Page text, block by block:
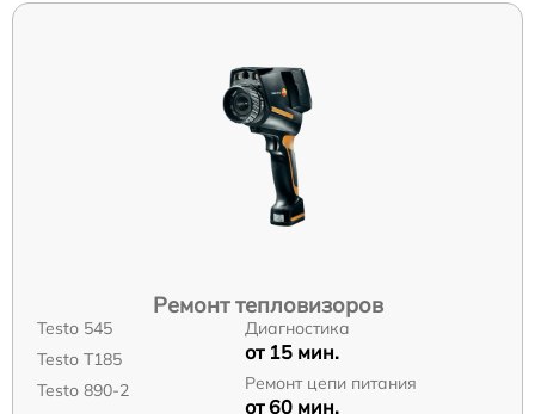
Ремонт тепловизоров
Testo 545
Testo T185
Testo 890-2
Диагностика
от 15 мин.
Ремонт цепи питания
от 60 мин.